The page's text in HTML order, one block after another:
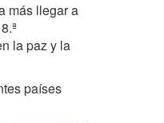
más llegar a
la paz y la
países